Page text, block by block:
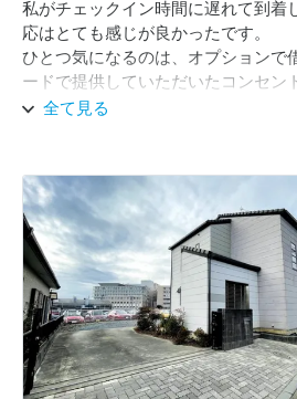
私がチェックイン時間に遅れて到着
応はとても感じが良かったです。
ひとつ気になるのは、オプションで
ードで提供していただいたコンセン
しまったこと。
像できたため、使い勝手には疑問が
（幸い、私が泊まった時は晴れてい
らしてしまう心配もなく、そのまま
また、近所に薬局があり、必要最低
便利です。
全て見る